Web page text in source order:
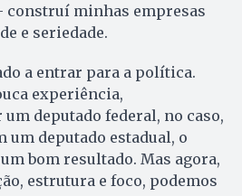
minhas empresas
e seriedade.
a entrar para a política.
experiência,
deputado federal, no caso,
um deputado estadual, o
bom resultado. Mas agora,
estrutura e foco, podemos